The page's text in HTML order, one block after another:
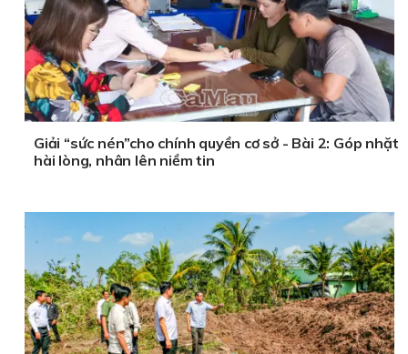
Giải “sức nén”cho chính quyền cơ sở - Bài 2: Góp nhặt
hài lòng, nhân lên niềm tin